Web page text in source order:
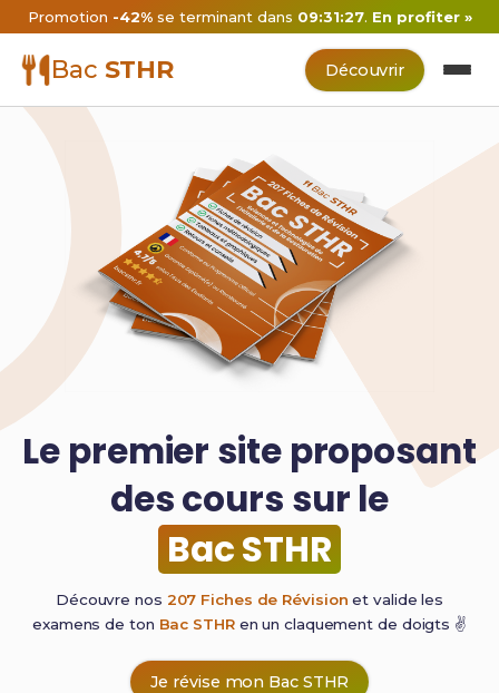
Promotion -42%se terminant dans 09:31:26. En profiter »
Bac STHR Découvrir
Le premier site proposant
des cours sur le
Bac STHR
Découvre nos 207 Fiches de Révision et valide les
examens de ton Bac STHRen un claquement de doigts ✌️
Je révise mon Bac STHR